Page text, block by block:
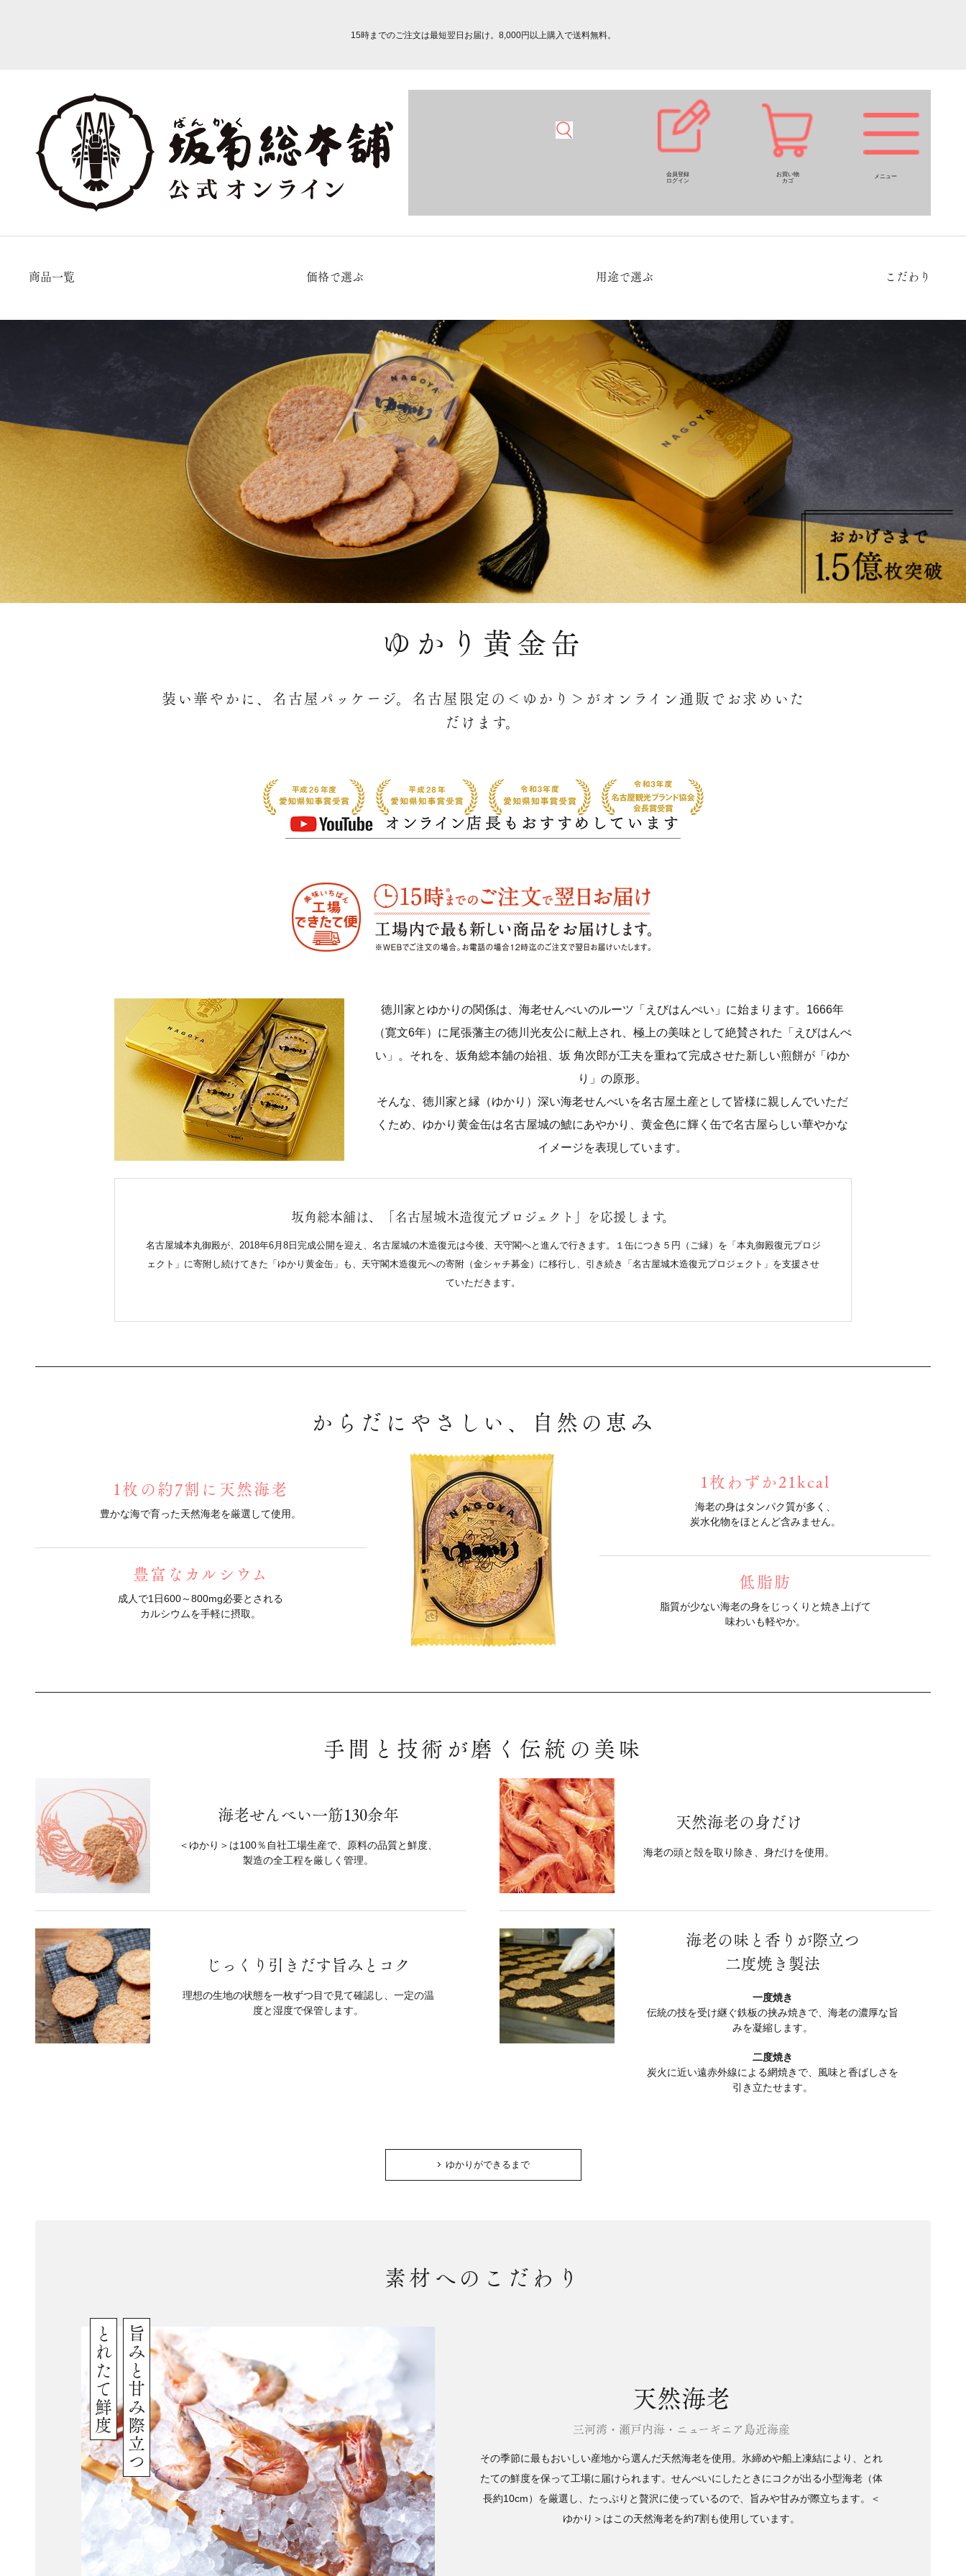
15時までのご注文は最短翌日お届け。8,000円以上購入で送料無料。
会員登録
ログイン
お買い物
カゴ
メニュー
商品一覧 価格で選ぶ 用途で選ぶ こだわり
ゆかり黄金缶
装い華やかに、名古屋パッケージ。名古屋限定の＜ゆかり＞がオンライン通販でお求めいた
だけます。
徳川家とゆかりの関係は、海老せんべいのルーツ「えびはんぺい」に始まります。1666年
（寛文6年）に尾張藩主の徳川光友公に献上され、極上の美味として絶賛された「えびはんぺ
い」。それを、坂角総本舖の始祖、坂 角次郎が工夫を重ねて完成させた新しい煎餅が「ゆか
り」の原形。
そんな、徳川家と縁（ゆかり）深い海老せんべいを名古屋土産として皆様に親しんでいただ
くため、ゆかり黄金缶は名古屋城の鯱にあやかり、黄金色に輝く缶で名古屋らしい華やかな
イメージを表現しています。
坂角総本舖は、「名古屋城木造復元プロジェクト」を応援します。
名古屋城本丸御殿が、2018年6月8日完成公開を迎え、名古屋城の木造復元は今後、天守閣へと進んで行きます。１缶につき５円（ご縁）を「本丸御殿復元プロジ
ェクト」に寄附し続けてきた「ゆかり黄金缶」も、天守閣木造復元への寄附（金シャチ募金）に移行し、引き続き「名古屋城木造復元プロジェクト」を支援させ
ていただきます。
からだにやさしい、自然の恵み
1枚の約7割に天然海老
豊かな海で育った天然海老を厳選して使用。
豊富なカルシウム
成人で1日600～800mg必要とされる
カルシウムを手軽に摂取。
1枚わずか21kcal
海老の身はタンパク質が多く、
炭水化物をほとんど含みません。
低脂肪
脂質が少ない海老の身をじっくりと焼き上げて
味わいも軽やか。
手間と技術が磨く伝統の美味
海老せんべい一筋130余年
＜ゆかり＞は100％自社工場生産で、原料の品質と鮮度、
製造の全工程を厳しく管理。
天然海老の身だけ
海老の頭と殻を取り除き、身だけを使用。
じっくり引きだす旨みとコク
理想の生地の状態を一枚ずつ目で見て確認し、一定の温
度と湿度で保管します。
海老の味と香りが際立つ
二度焼き製法
一度焼き
伝統の技を受け継ぐ鉄板の挟み焼きで、海老の濃厚な旨
みを凝縮します。
二度焼き
炭火に近い遠赤外線による網焼きで、風味と香ばしさを
引き立たせます。
ゆかりができるまで
素材へのこだわり
旨みと甘み際立つ
とれたて鮮度 天然海老
三河湾・瀬戸内海・ニューギニア島近海産
その季節に最もおいしい産地から選んだ天然海老を使用。氷締めや船上凍結により、とれ
たての鮮度を保って工場に届けられます。せんべいにしたときにコクが出る小型海老（体
長約10cm）を厳選し、たっぷりと贅沢に使っているので、旨みや甘みが際立ちます。＜
ゆかり＞はこの天然海老を約7割も使用しています。